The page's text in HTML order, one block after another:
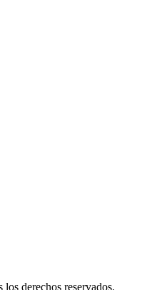
derechos reservados.